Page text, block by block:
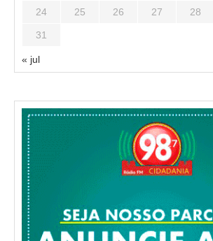
24 25 26 27 28
31
« jul